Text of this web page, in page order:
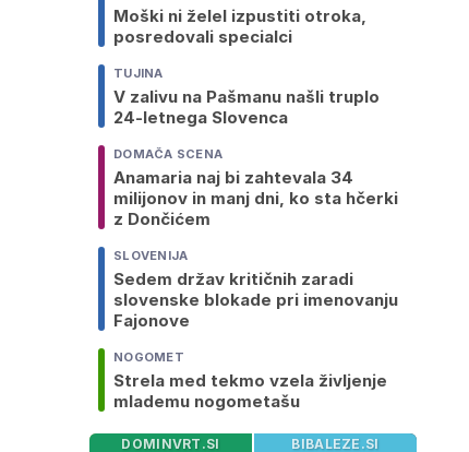
Moški ni želel izpustiti otroka,
posredovali specialci
TUJINA
V zalivu na Pašmanu našli truplo
24-letnega Slovenca
DOMAČA SCENA
Anamaria naj bi zahtevala 34
milijonov in manj dni, ko sta hčerki
z Dončićem
SLOVENIJA
Sedem držav kritičnih zaradi
slovenske blokade pri imenovanju
Fajonove
NOGOMET
Strela med tekmo vzela življenje
mlademu nogometašu
DOMINVRT.SI BIBALEZE.SI